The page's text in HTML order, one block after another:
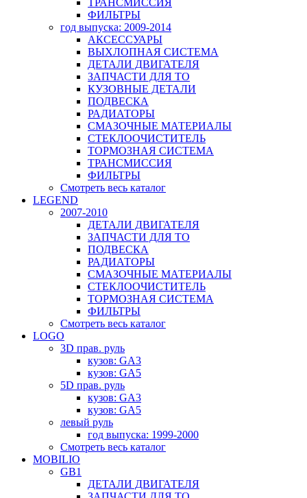
ТРАНСМИССИЯ
ФИЛЬТРЫ
год выпуска: 2009-2014
АКСЕССУАРЫ
ВЫХЛОПНАЯ СИСТЕМА
ДЕТАЛИ ДВИГАТЕЛЯ
ЗАПЧАСТИ ДЛЯ ТО
КУЗОВНЫЕ ДЕТАЛИ
ПОДВЕСКА
РАДИАТОРЫ
СМАЗОЧНЫЕ МАТЕРИАЛЫ
СТЕКЛООЧИСТИТЕЛЬ
ТОРМОЗНАЯ СИСТЕМА
ТРАНСМИССИЯ
ФИЛЬТРЫ
Смотреть весь каталог
LEGEND
2007-2010
ДЕТАЛИ ДВИГАТЕЛЯ
ЗАПЧАСТИ ДЛЯ ТО
ПОДВЕСКА
РАДИАТОРЫ
СМАЗОЧНЫЕ МАТЕРИАЛЫ
СТЕКЛООЧИСТИТЕЛЬ
ТОРМОЗНАЯ СИСТЕМА
ФИЛЬТРЫ
Смотреть весь каталог
LOGO
3D прав. руль
кузов: GA3
кузов: GA5
5D прав. руль
кузов: GA3
кузов: GA5
левый руль
год выпуска: 1999-2000
Смотреть весь каталог
MOBILIO
GB1
ДЕТАЛИ ДВИГАТЕЛЯ